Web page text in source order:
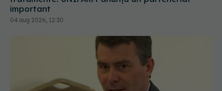
important
04 aug 2026, 12:30